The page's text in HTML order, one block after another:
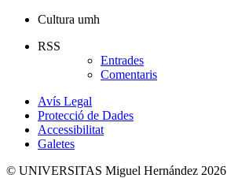
Cultura umh
RSS
Entrades
Comentaris
Avís Legal
Protecció de Dades
Accessibilitat
Galetes
© UNIVERSITAS Miguel Hernández 2026